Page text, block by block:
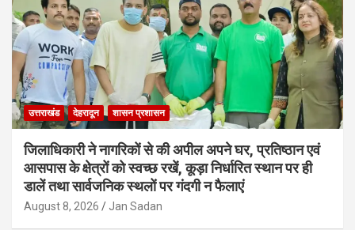
उत्तराखंड देहरादून शासन प्रशासन
जिलाधिकारी ने नागरिकों से की अपील अपने घर, प्रतिष्ठान एवं
आसपास के क्षेत्रों को स्वच्छ रखें, कूड़ा निर्धारित स्थान पर ही
डालें तथा सार्वजनिक स्थलों पर गंदगी न फैलाएं
August 8, 2026 Jan Sadan